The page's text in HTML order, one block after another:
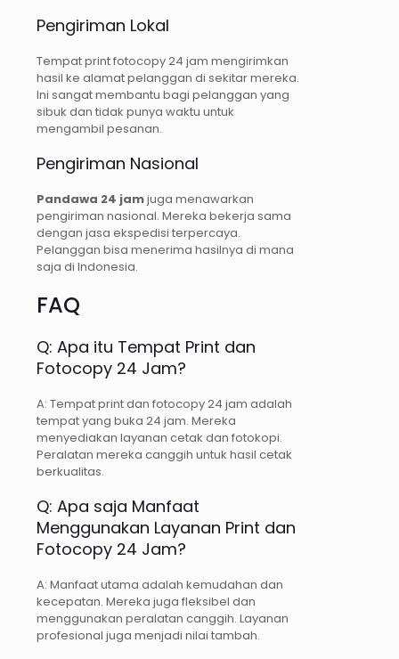
Pengiriman Lokal
Tempat print fotocopy 24 jam mengirimkan
hasil ke alamat pelanggan di sekitar mereka.
Ini sangat membantu bagi pelanggan yang
sibuk dan tidak punya waktu untuk
mengambil pesanan.
Pengiriman Nasional
Pandawa 24 jamjuga menawarkan
pengiriman nasional. Mereka bekerja sama
dengan jasa ekspedisi terpercaya.
Pelanggan bisa menerima hasilnya di mana
saja di Indonesia.
FAQ
Q: Apa itu Tempat Print dan
Fotocopy 24 Jam?
A: Tempat print dan fotocopy 24 jam adalah
tempat yang buka 24 jam. Mereka
menyediakan layanan cetak dan fotokopi.
Peralatan mereka canggih untuk hasil cetak
berkualitas.
Q: Apa saja Manfaat
Menggunakan Layanan Print dan
Fotocopy 24 Jam?
A: Manfaat utama adalah kemudahan dan
kecepatan. Mereka juga fleksibel dan
menggunakan peralatan canggih. Layanan
profesional juga menjadi nilai tambah.